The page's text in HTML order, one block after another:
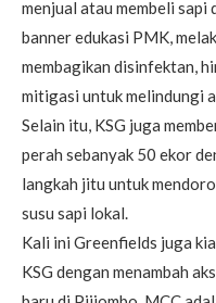
menjual atau membeli
banner edukasi PMK,
membagikan disinfektan,
mitigasi untuk melindungi
Selain itu, KSG juga
perah sebanyak 50 ekor
langkah jitu untuk
susu sapi lokal.
Kali ini Greenfields juga
KSG dengan menambah